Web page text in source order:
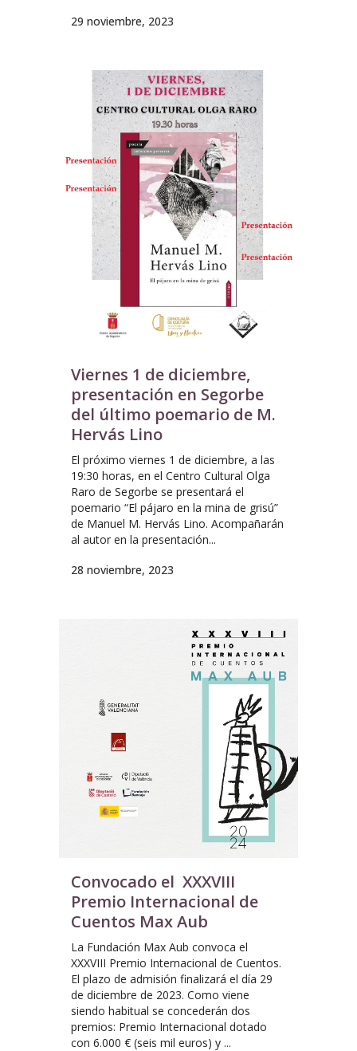
29 noviembre, 2023
Viernes 1 de diciembre,
presentación en Segorbe
del último poemario de M.
Hervás Lino
El próximo viernes 1 de diciembre, a las
19:30 horas, en el Centro Cultural Olga
Raro de Segorbe se presentará el
poemario “El pájaro en la mina de grisú”
de Manuel M. Hervás Lino. Acompañarán
al autor en la presentación...
28 noviembre, 2023
Convocado el XXXVIII
Premio Internacional de
Cuentos Max Aub
La Fundación Max Aub convoca el
XXXVIII Premio Internacional de Cuentos.
El plazo de admisión finalizará el día 29
de diciembre de 2023. Como viene
siendo habitual se concederán dos
premios: Premio Internacional dotado
con 6.000 € (seis mil euros) y ...